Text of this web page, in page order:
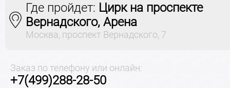
Где пройдет: Цирк на проспекте
Вернадского, Арена
Москва, проспект Вернадского, 7
Заказ по телефону или онлайн:
+7(499)288-28-50